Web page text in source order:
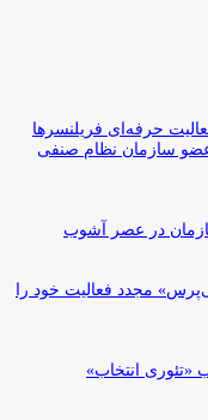
حرفه‌ای فریلنسرها
سازمان نظام صنفی
در عصر آشوب
مجدد فعالیت خود را
«تئوری انتخاب»